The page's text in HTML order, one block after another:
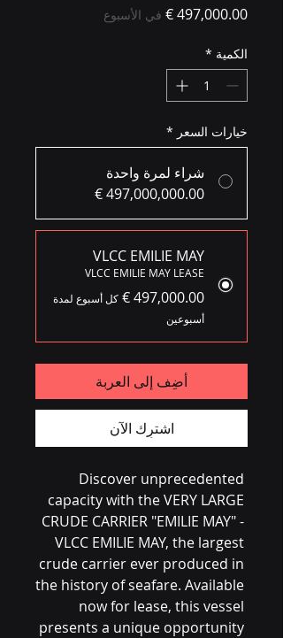
السعر
في الأسبوع
الكمية *
خيارات السعر *
شراء لمرة واحدة
VLCC EMILIE MAY
VLCC EMILIE MAY LEASE
كل أسبوع لمدة
أسبوعين
أضِف إلى العربة
اشترِك الآن
Discover unprecedented
capacity with the VERY LARGE
CRUDE CARRIER "EMILIE MAY" -
VLCC EMILIE MAY, the largest
crude carrier ever produced in
the history of seafare. Available
now for lease, this vessel
presents a unique opportunity